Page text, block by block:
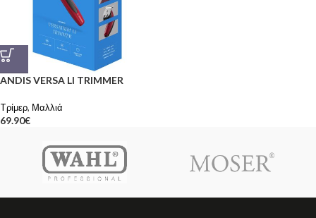
ANDIS VERSA LI TRIMMER
Tρίμερ, Μαλλιά
69.90€